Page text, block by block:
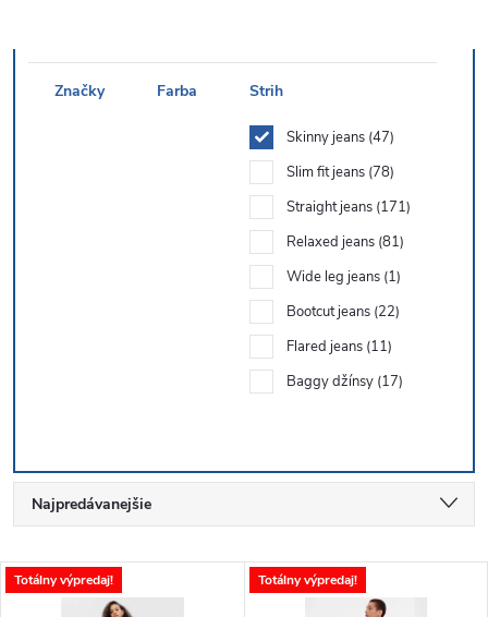
Značky Farba Strih
Skinny jeans 47
Slim fit jeans 78
Straight jeans 171
Relaxed jeans 81
Wide leg jeans 1
Bootcut jeans 22
Flared jeans 11
Baggy džínsy 17
R
a
Najpredávanejšie
Najdrahšie
V
Totálny výpredaj! Totálny výpredaj!